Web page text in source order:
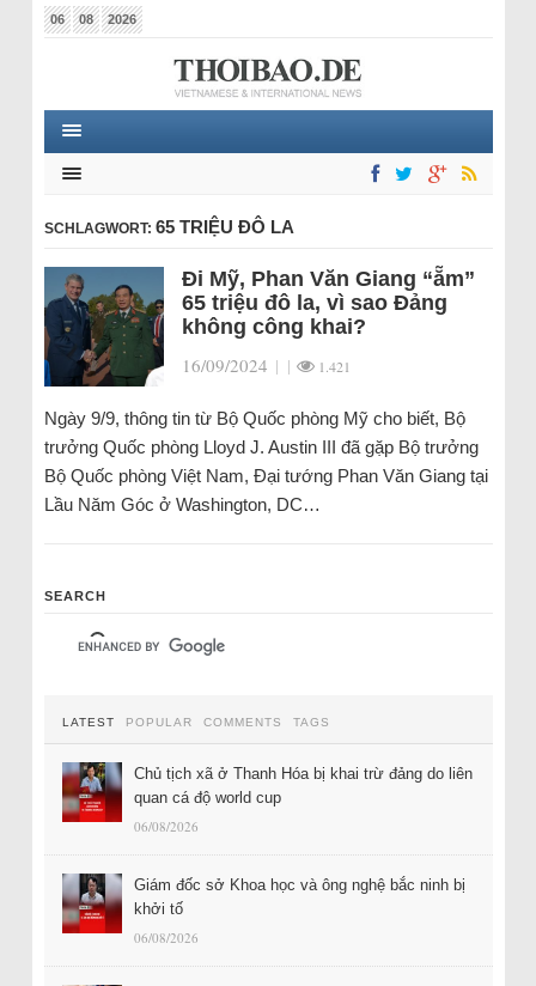
06 08 2026
SCHLAGWORT: 65 TRIỆU ĐÔ LA
Đi Mỹ, Phan Văn Giang “ẵm”
65 triệu đô la, vì sao Đảng
không công khai?
16/09/2024 | | 1.421
Ngày 9/9, thông tin từ Bộ Quốc phòng Mỹ cho biết, Bộ
trưởng Quốc phòng Lloyd J. Austin III đã gặp Bộ trưởng
Bộ Quốc phòng Việt Nam, Đại tướng Phan Văn Giang tại
Lầu Năm Góc ở Washington, DC…
SEARCH
LATEST POPULAR COMMENTS TAGS
Chủ tịch xã ở Thanh Hóa bị khai trừ đảng do liên
quan cá độ world cup
06/08/2026
Giám đốc sở Khoa học và ông nghệ bắc ninh bị
khởi tố
06/08/2026